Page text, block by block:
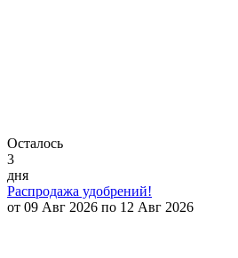
Осталось
3
дня
Распродажа удобрений!
от 09 Авг 2026 по 12 Авг 2026